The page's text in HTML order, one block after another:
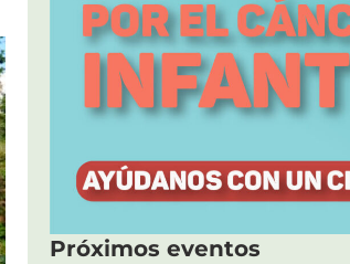
Próximos eventos